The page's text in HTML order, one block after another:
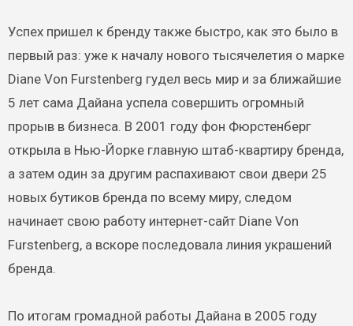
Успех пришел к бренду также быстро, как это было в
первый раз: уже к началу нового тысячелетия о марке
Diane Von Furstenberg гудел весь мир и за ближайшие
5 лет сама Дайана успела совершить огромный
прорыв в бизнеса. В 2001 году фон Фюрстенберг
открыла в Нью-Йорке главную штаб-квартиру бренда,
а затем один за другим распахивают свои двери 25
новых бутиков бренда по всему миру, следом
начинает свою работу интернет-сайт Diane Von
Furstenberg, а вскоре последовала линия украшений
бренда.
По итогам громадной работы Дайана в 2005 году